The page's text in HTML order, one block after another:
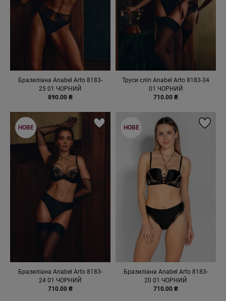
Бразиліана Anabel Arto 8183-
25 01 ЧОРНИЙ
890.00 ₴
Труси сліп Anabel Arto 8183-34
01 ЧОРНИЙ
710.00 ₴
Бразиліана Anabel Arto 8183-
24 01 ЧОРНИЙ
710.00 ₴
НОВЕ
Бразиліана Anabel Arto 8183-
20 01 ЧОРНИЙ
710.00 ₴
НОВЕ